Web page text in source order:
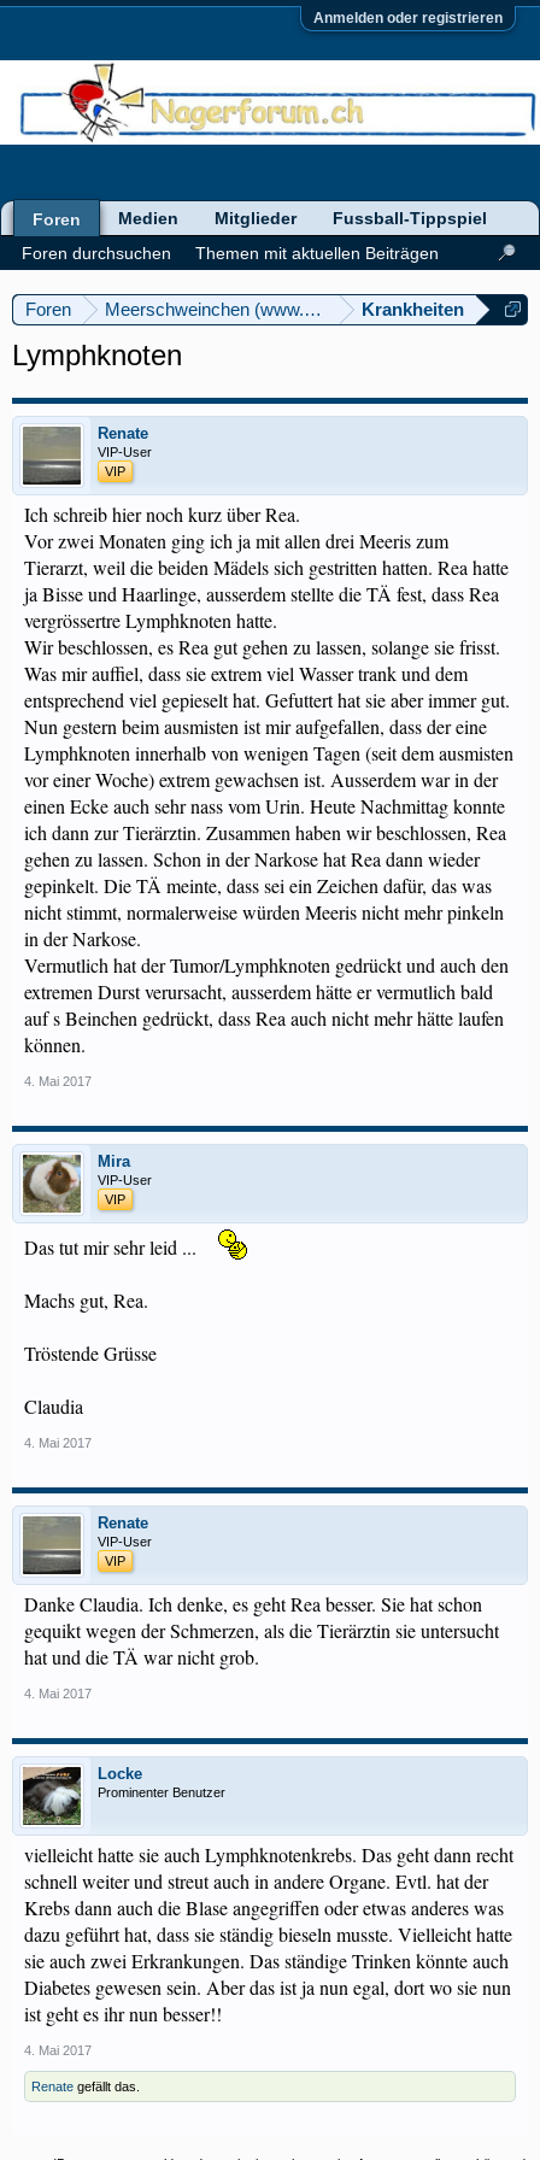
Anmelden oder registrieren
Foren Meerschweinchen (www.meerschweinforum.ch)
Krankheiten
Lymphknoten
Renate
VIP-User
VIP
Ich schreib hier noch kurz über Rea.
Vor zwei Monaten ging ich ja mit allen drei Meeris zum
Tierarzt, weil die beiden Mädels sich gestritten hatten. Rea hatte
ja Bisse und Haarlinge, ausserdem stellte die TÄ fest, dass Rea
vergrössertre Lymphknoten hatte.
Wir beschlossen, es Rea gut gehen zu lassen, solange sie frisst.
Was mir auffiel, dass sie extrem viel Wasser trank und dem
entsprechend viel gepieselt hat. Gefuttert hat sie aber immer gut.
Nun gestern beim ausmisten ist mir aufgefallen, dass der eine
Lymphknoten innerhalb von wenigen Tagen (seit dem ausmisten
vor einer Woche) extrem gewachsen ist. Ausserdem war in der
einen Ecke auch sehr nass vom Urin. Heute Nachmittag konnte
ich dann zur Tierärztin. Zusammen haben wir beschlossen, Rea
gehen zu lassen. Schon in der Narkose hat Rea dann wieder
gepinkelt. Die TÄ meinte, dass sei ein Zeichen dafür, das was
nicht stimmt, normalerweise würden Meeris nicht mehr pinkeln
in der Narkose.
Vermutlich hat der Tumor/Lymphknoten gedrückt und auch den
extremen Durst verursacht, ausserdem hätte er vermutlich bald
auf s Beinchen gedrückt, dass Rea auch nicht mehr hätte laufen
können.
4. Mai 2017
Mira
VIP-User
VIP
Das tut mir sehr leid ...
Machs gut, Rea.
Tröstende Grüsse
Claudia
4. Mai 2017
Renate
VIP-User
VIP
Danke Claudia. Ich denke, es geht Rea besser. Sie hat schon
gequikt wegen der Schmerzen, als die Tierärztin sie untersucht
hat und die TÄ war nicht grob.
4. Mai 2017
Locke
Prominenter Benutzer
vielleicht hatte sie auch Lymphknotenkrebs. Das geht dann recht
schnell weiter und streut auch in andere Organe. Evtl. hat der
Krebs dann auch die Blase angegriffen oder etwas anderes was
dazu geführt hat, dass sie ständig bieseln musste. Vielleicht hatte
sie auch zwei Erkrankungen. Das ständige Trinken könnte auch
Diabetes gewesen sein. Aber das ist ja nun egal, dort wo sie nun
ist geht es ihr nun besser!!
4. Mai 2017
Renate gefällt das.
Foren
Foren durchsuchen
Themen mit aktuellen Beiträgen
Medien Mitglieder Fussball-Tippspiel